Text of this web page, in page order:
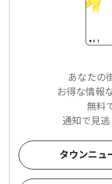
あなたの
お得な情報
無料
通知で見逃
タウンニュ